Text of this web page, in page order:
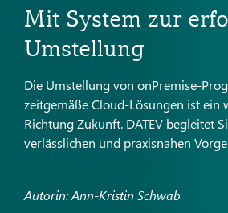
Mit System zur
Umstellung
Die Umstellung von onPremise-
zeitgemäße Cloud-Lösungen ist ein
Richtung Zukunft. DATEV begleitet
verlässlichen und praxisnahen
Autorin: Ann-Kristin Schwab